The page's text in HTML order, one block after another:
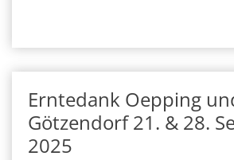
21
SEP
2025
Erntedank Oepping
Götzendorf 21. & 28.
2025